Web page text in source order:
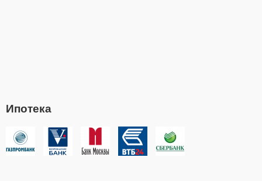
Ипотека